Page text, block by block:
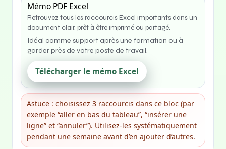
Mémo PDF Excel
Retrouvez tous les raccourcis Excel importants dans un
document clair, prêt à être imprimé ou partagé.
Idéal comme support après une formation ou à
garder près de votre poste de travail.
Télécharger le mémo Excel
Astuce : choisissez 3 raccourcis dans ce bloc (par
exemple “aller en bas du tableau”, “insérer une
ligne” et “annuler”). Utilisez-les systématiquement
pendant une semaine avant d’en ajouter d’autres.